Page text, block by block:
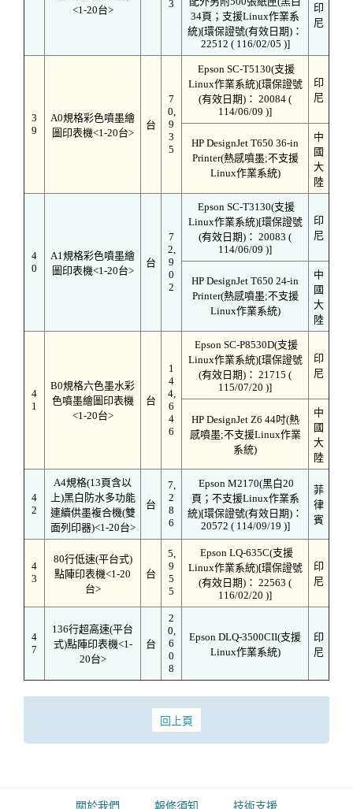
<1-20台>
3
34頁；支援Linux作業系
統)[環保證號(有效日期)：
22512 ( 116/02/05 )]
印
尼
3
9
A0規格彩色噴墨繪
圖印表機<1-20台>
台
7
0,
9
3
5
Epson SC-T5130(支援
Linux作業系統)[環保證號
(有效日期)： 20084 (
114/06/09 )]
印
尼
HP DesignJet T650 36-in
Printer(熱感噴墨;不支援
Linux作業系統)
中
國
大
陸
4
0
A1規格彩色噴墨繪
圖印表機<1-20台>
台
7
2,
9
0
2
Epson SC-T3130(支援
Linux作業系統)[環保證號
(有效日期)： 20083 (
114/06/09 )]
印
尼
HP DesignJet T650 24-in
Printer(熱感噴墨;不支援
Linux作業系統)
中
國
大
陸
4
1
B0規格六色墨水彩
色噴墨繪圖印表機
<1-20台>
台
1
4
4,
6
4
6
Epson SC-P8530D(支援
Linux作業系統)[環保證號
(有效日期)： 21715 (
115/07/20 )]
印
尼
HP DesignJet Z6 44吋(熱
感噴墨;不支援Linux作業
系統)
中
國
大
陸
4
2
A4規格(13頁含以
上)黑白防水多功能
連續供墨複合機(雙
面列印器)<1-20台>
台
7,
2
8
6
Epson M2170(黑白20
頁；不支援Linux作業系
統)[環保證號(有效日期)：
20572 ( 114/09/19 )]
菲
律
賓
4
3
80行低速(平台式)
點陣印表機<1-20
台>
台
5,
9
5
5
Epson LQ-635C(支援
Linux作業系統)[環保證號
(有效日期)： 22563 (
116/02/20 )]
印
尼
4
7
136行超高速(平台
式)點陣印表機<1-
20台>
台
2
0,
6
0
8
Epson DLQ-3500CII(支援
Linux作業系統)
印
尼
回上頁
關於我們 報修須知 技術支援